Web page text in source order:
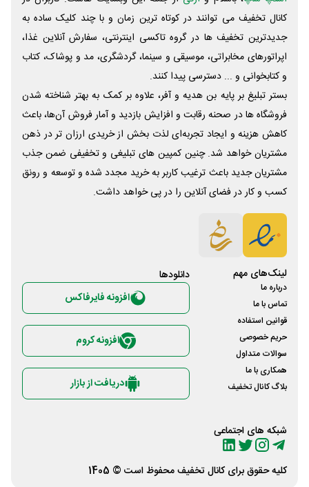
کانال تخفیف می توانند در کوتاه ترین زمان و با چند کلیک ساده به
جدیدترین تخفیف ها در گروه تاکسی اینترنتی، سفارش آنلاین غذا،
اپراتورهای مخابراتی، موسیقی و سینما، گردشگری، مد و پوشاک، کتاب
و کتابخوانی و ... دسترسی پیدا کنند.
بستر تبلیغ بر پایه بن هدیه و آفر، علاوه بر کمک به بهتر شناخته شدن
فروشگاه ها در صحنه رقابت و افزایش بازدید و آمار فروش آن‌ها، باعث
کاهش هزینه و ایجاد تجربه‌ای لذت بخش از خریدی ارزان تر در ذهن
مشتریان خواهد شد. چنین کمپین های تبلیغی و تخفیفی ضمن جذب
مشتریان جدید باعث ترغیب کاربر به خرید مجدد شده و توسعه و رونق
کسب و کار در فضای آنلاین را در پی خواهد داشت.
لینک‌های مهم
درباره ما
تماس با ما
قوانین استفاده
حریم خصوصی
سوالات متداول
همکاری با ما
بلاگ کانال تخفیف
شبکه های اجتماعی
دانلود‌ها
افزونه فایرفاکس
افزونه کروم
دریافت از بازار
کلیه حقوق برای کانال تخفیفمحفوظ است © 1405